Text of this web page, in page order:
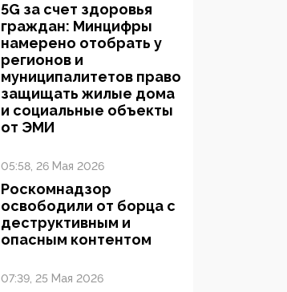
5G за счет здоровья
граждан: Минцифры
намерено отобрать у
регионов и
муниципалитетов право
защищать жилые дома
и социальные объекты
от ЭМИ
05:58, 26 Мая 2026
Роскомнадзор
освободили от борца с
деструктивным и
опасным контентом
07:39, 25 Мая 2026